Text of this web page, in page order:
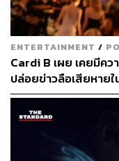
ว่าผู้ชายเป็นเพ
ใคร เปิดเผยไม่
ใช้วิธีการฆ่าตัว
สำเร็จด้วย
ที่น่าเป็นห่วงกว่
ผลกระทบต่อผู้เ
1 คนจะสร้างผล
น้อยอีก 5 คน
ขึ้นเรื่อยๆ จาก
ENTERTAINMENT /
Cardi B เผย เคยมีค
ปล่อยข่าวลือเสียหายใ